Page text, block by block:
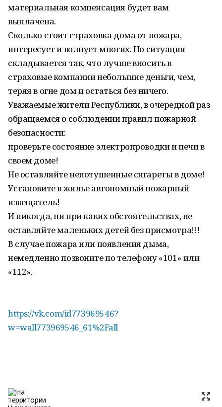
материальная компенсация будет вам
выплачена.
Сколько стоит страховка дома от пожара,
интересует и волнует многих. Но ситуация
складывается так, что лучше вносить в
страховые компании небольшие деньги, чем,
теряя в огне дом и остаться без ничего.
Уважаемые жители Республики, в очередной раз
обращаемся о соблюдении правил пожарной
безопасности:
проверьте состояние электропроводки и печи в
своем доме!
Не оставляйте непотушенные сигареты в доме!
Установите в жилье автономный пожарный
извещатель!
И никогда, ни при каких обстоятельствах, не
оставляйте маленьких детей без присмотра!!!
В случае пожара или появления дыма,
немедленно позвоните по телефону «101» или
«112».
https://vk.com/id773969546?
w=wall773969546_61%2Fall